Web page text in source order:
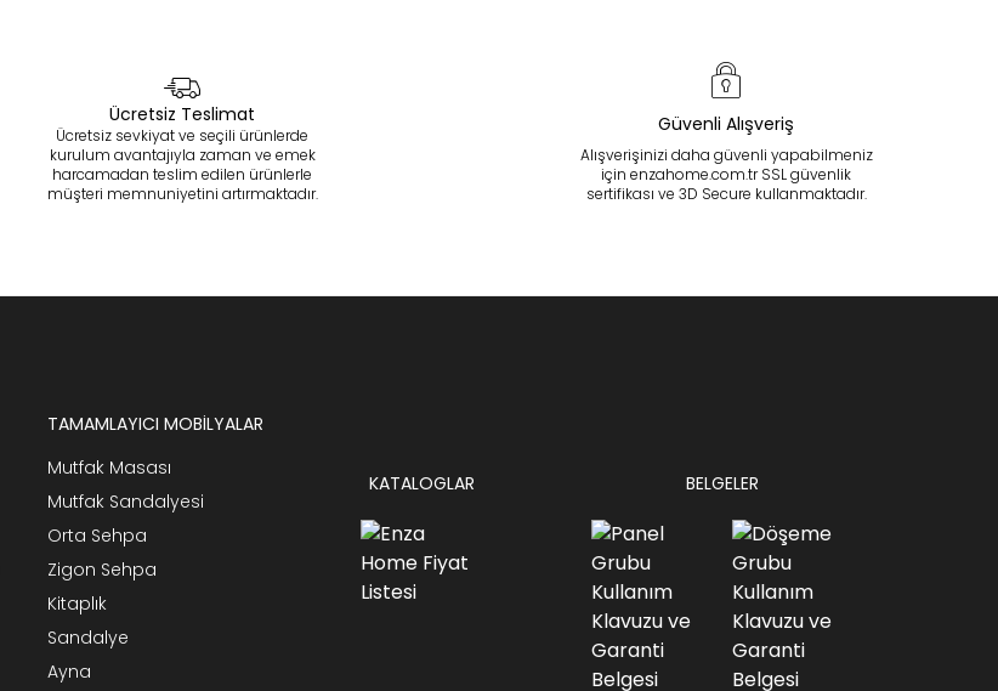
Ücretsiz Teslimat
Ücretsiz sevkiyat ve seçili ürünlerde
kurulum avantajıyla zaman ve emek
harcamadan teslim edilen ürünlerle
müşteri memnuniyetini artırmaktadır.
Güvenli Alışveriş
Alışverişinizi daha güvenli yapabilmeniz
için enzahome.com.tr SSL güvenlik
sertifikası ve 3D Secure kullanmaktadır.
TAMAMLAYICI MOBİLYALAR
Mutfak Masası
Mutfak Sandalyesi
Orta Sehpa
Zigon Sehpa
Kitaplık
Sandalye
Ayna
KATALOGLAR BELGELER